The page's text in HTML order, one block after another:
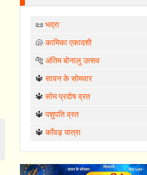
📜भद्रा
🐚कामिका एकादशी
🐅अंतिम बोनालु उत्सव
🔱सावन के सोमवार
🔱सोम प्रदोष व्रत
🔱पशुपति व्रत
🔱काँवड़ यात्रा